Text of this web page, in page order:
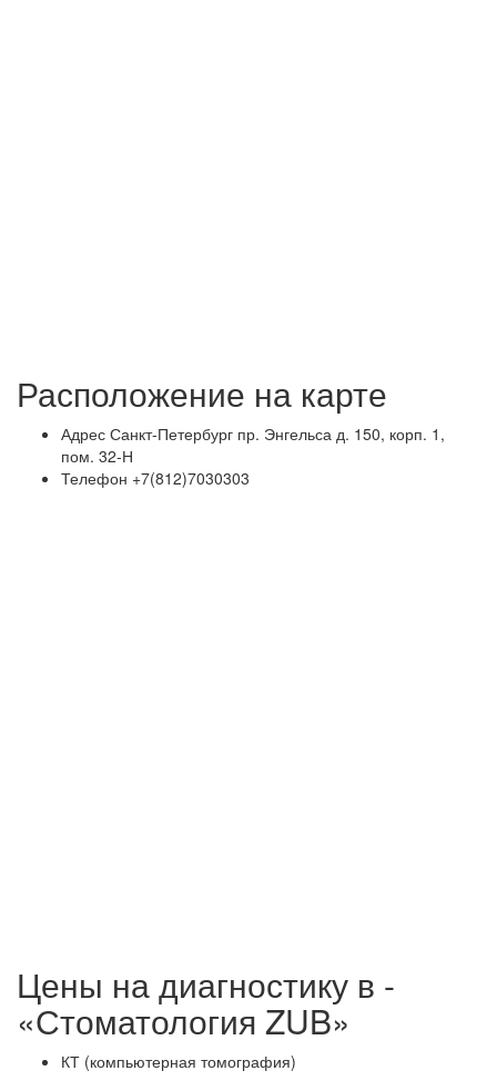
Расположение на карте
Адрес Санкт-Петербург пр. Энгельса д. 150, корп. 1,
пом. 32-Н
Телефон +7(812)7030303
Цены на диагностику в -
«Стоматология ZUB»
КТ (компьютерная томография)